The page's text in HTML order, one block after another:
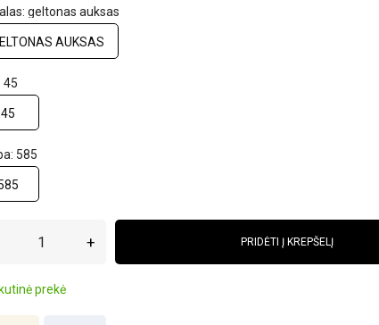
geltonas auksas
AUKSAS
45
45
585
+ PRIDĖTI Į KREPŠELĮ
prekė